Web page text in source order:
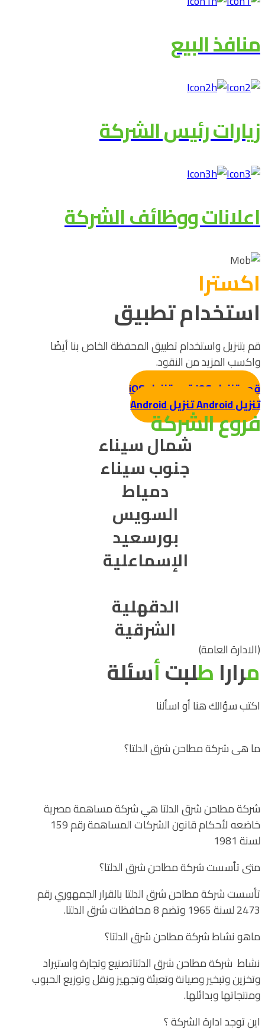
منافذ البيع
زيارات رئيس الشركة
اعلانات ووظائف الشركة
اکسترا
استخدام تطبيق
قم بتنزيل واستخدام تطبيق المحفظة الخاص بنا أيضًا
واكسب المزيد من النقود.
قم بتنزيل iOS
قم بتنزيل iOS
تنزيل Android
تنزيل Android
فروع الشركة
شمال سيناء
جنوب سيناء
دمياط
السويس
بورسعيد
الإسماعلية
الدقهلية
الشرقية
(الادارة العامة)
مراراطلبتأسئلة
اكتب سؤالك هنا أو اسألنا
ما هى شركة مطاحن شرق الدلتا؟
شركة مطاحن شرق الدلتا هي شركة مساهمة مصرية
خاضعه لأحكام قانون الشركات المساهمة رقم 159
لسنة 1981
متى تأسست شركة مطاحن شرق الدلتا؟
تأسست شركة مطاحن شرق الدلتا بالقرار الجمهوري رقم
2473 لسنة 1965 وتضم 8 محافظات شرق الدلتا.
ماهو نشاط شركة مطاحن شرق الدلتا؟
نشاط شركة مطاحن شرق الدلتاتصنيع وتجارة واستيراد
وتخزين وتبخير وصيانة وتعبئة وتجهيز ونقل وتوزيع الحبوب
ومنتجاتها وبدائلها.
اين توجد ادارة الشركة ؟